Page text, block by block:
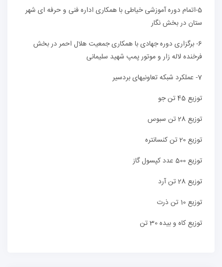
5-اتمام دوره آموزشی خیاطی با همکاری اداره فنی و حرفه ای شهر
ستان در بخش نگار
6- برگزاری دوره جهادی با همکاری جمعیت هلال احمر در بخش
فرخنده لاله زار و موتور پمپ شهید سلیمانی
7- عملکرد شبکه تعاونیهای بردسیر
توزیع 45 تن جو
توزیع 28 تن سبوس
توزیع 20 تن کنسانتره
توزیع 500 عدد کپسول گاز
توزیع 28 تن آرد
توزیع 10 تن ذرت
توزیع کاه و بیده 30 تن